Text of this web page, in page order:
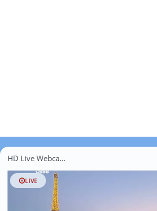
HD Live Webcams Fresnes
LIVE